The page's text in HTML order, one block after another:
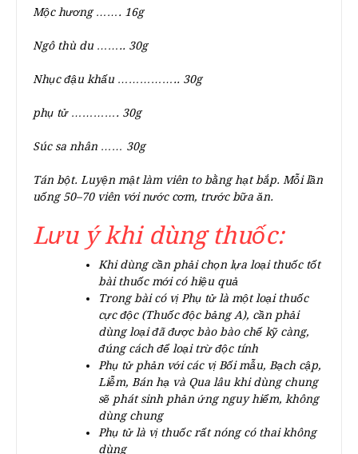
Mộc hương ……. 16g
Ngô thù du …….. 30g
Nhục đậu khấu …………….. 30g
phụ tử …………. 30g
Súc sa nhân …… 30g
Tán bột. Luyện mật làm viên to bằng hạt bắp. Mỗi lần
uống 50–70 viên với nước cơm, trước bữa ăn.
Lưu ý khi dùng thuốc:
Khi dùng cần phải chọn lựa loại thuốc tốt
bài thuốc mới có hiệu quả
Trong bài có vị Phụ tử là một loại thuốc
cực độc (Thuốc độc bảng A), cần phải
dùng loại đã được bào bào chế kỹ càng,
đúng cách để loại trừ độc tính
Phụ tử phản với các vị Bối mẫu, Bạch cập,
Liễm, Bán hạ và Qua lâu khi dùng chung
sẽ phát sinh phản ứng nguy hiểm, không
dùng chung
Phụ tử là vị thuốc rất nóng có thai không
dùng